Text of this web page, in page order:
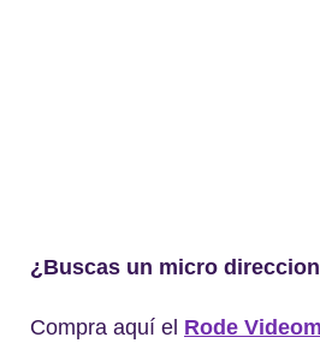
¿Buscas un micro
Compra aquí el Rode